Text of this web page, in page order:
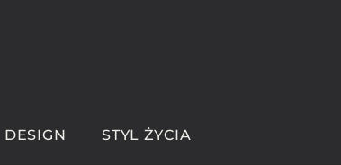
DESIGN STYL ŻYCIA